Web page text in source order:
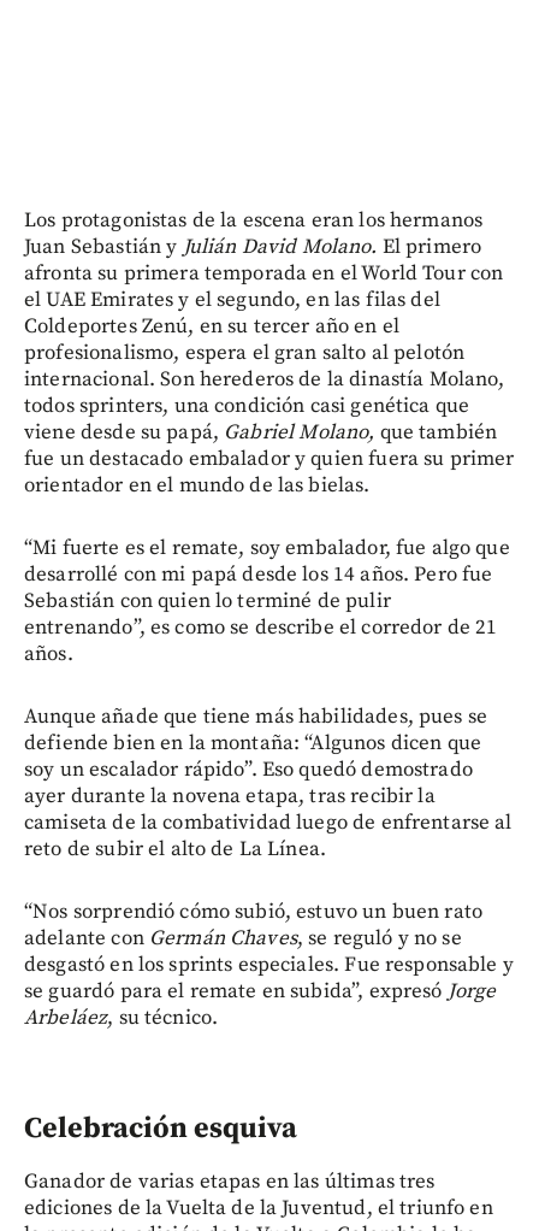
Los protagonistas de la escena eran los hermanos
Juan Sebastián y Julián David Molano. El primero
afronta su primera temporada en el World Tour con
el UAE Emirates y el segundo, en las filas del
Coldeportes Zenú, en su tercer año en el
profesionalismo, espera el gran salto al pelotón
internacional. Son herederos de la dinastía Molano,
todos sprinters, una condición casi genética que
viene desde su papá, Gabriel Molano, que también
fue un destacado embalador y quien fuera su primer
orientador en el mundo de las bielas.
“Mi fuerte es el remate, soy embalador, fue algo que
desarrollé con mi papá desde los 14 años. Pero fue
Sebastián con quien lo terminé de pulir
entrenando”, es como se describe el corredor de 21
años.
Aunque añade que tiene más habilidades, pues se
defiende bien en la montaña: “Algunos dicen que
soy un escalador rápido”. Eso quedó demostrado
ayer durante la novena etapa, tras recibir la
camiseta de la combatividad luego de enfrentarse al
reto de subir el alto de La Línea.
“Nos sorprendió cómo subió, estuvo un buen rato
adelante con Germán Chaves, se reguló y no se
desgastó en los sprints especiales. Fue responsable y
se guardó para el remate en subida”, expresó Jorge
Arbeláez, su técnico.
Celebración esquiva
Ganador de varias etapas en las últimas tres
ediciones de la Vuelta de la Juventud, el triunfo en